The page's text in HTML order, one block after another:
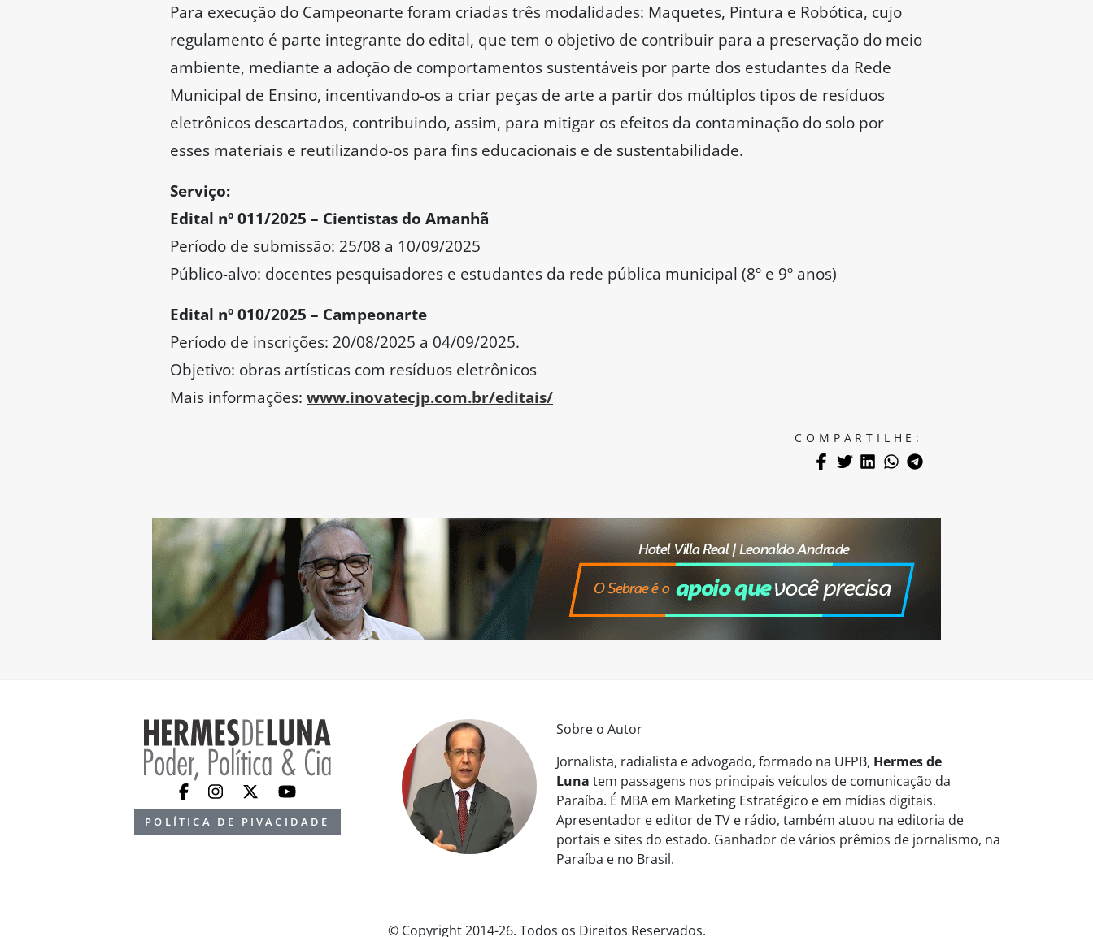
Para execução do Campeonarte foram criadas três modalidades: Maquetes, Pintura e Robótica, cujo
regulamento é parte integrante do edital, que tem o objetivo de contribuir para a preservação do meio
ambiente, mediante a adoção de comportamentos sustentáveis por parte dos estudantes da Rede
Municipal de Ensino, incentivando-os a criar peças de arte a partir dos múltiplos tipos de resíduos
eletrônicos descartados, contribuindo, assim, para mitigar os efeitos da contaminação do solo por
esses materiais e reutilizando-os para fins educacionais e de sustentabilidade.
Serviço:
Edital nº 011/2025 – Cientistas do Amanhã
Período de submissão: 25/08 a 10/09/2025
Público-alvo: docentes pesquisadores e estudantes da rede pública municipal (8º e 9º anos)
Edital nº 010/2025 – Campeonarte
Período de inscrições: 20/08/2025 a 04/09/2025.
Objetivo: obras artísticas com resíduos eletrônicos
Mais informações: www.inovatecjp.com.br/editais/
COMPARTILHE:
POLÍTICA DE PIVACIDADE
Sobre o Autor
Jornalista, radialista e advogado, formado na UFPB, Hermes de
Luna tem passagens nos principais veículos de comunicação da
Paraíba. É MBA em Marketing Estratégico e em mídias digitais.
Apresentador e editor de TV e rádio, também atuou na editoria de
portais e sites do estado. Ganhador de vários prêmios de jornalismo, na
Paraíba e no Brasil.
© Copyright 2014-26. Todos os Direitos Reservados.